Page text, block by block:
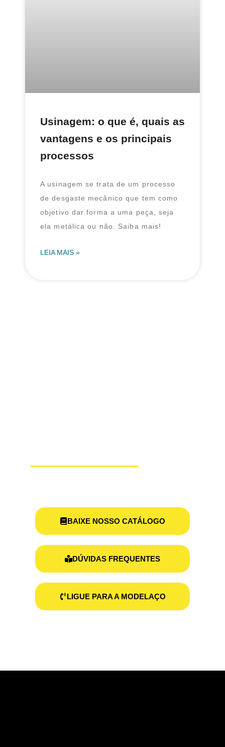
Usinagem: o que é, quais as
vantagens e os principais
processos
A usinagem se trata de um processo
de desgaste mecânico que tem como
objetivo dar forma a uma peça, seja
ela metálica ou não. Saiba mais!
LEIA MAIS »
BAIXE NOSSO CATÁLOGO
DÚVIDAS FREQUENTES
LIGUE PARA A MODELAÇO